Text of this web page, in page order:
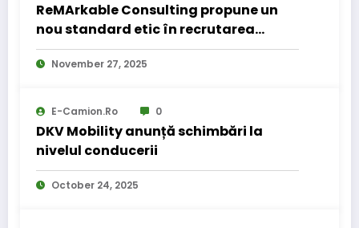
ReMArkable Consulting propune un
nou standard etic în recrutarea
pentru transporturi
November 27, 2025
E-Camion.ro 0
DKV Mobility anunță schimbări la
nivelul conducerii
October 24, 2025